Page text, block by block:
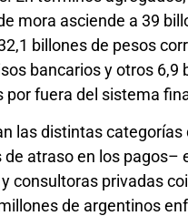
mora asciende a 39
billones de pesos
bancarios y otros 6,9
por fuera del sistema
las distintas
de atraso en los pagos–
consultoras privadas
de argentinos